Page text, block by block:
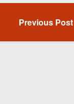
Previous Post